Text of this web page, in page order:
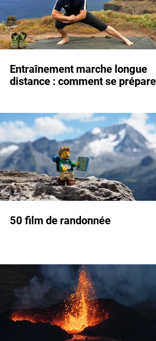
Entraînement marche longue
distance : comment se préparer
50 film de randonnée